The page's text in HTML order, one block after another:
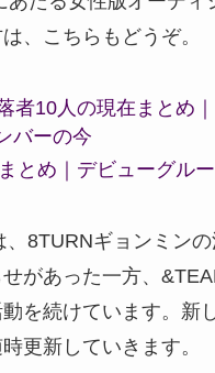
、こちらもどうぞ。
者10人の現在まとめ
バーの今
とめ｜デビューグル
、8TURNギョンミンの
があった一方、
を続けています。新
更新していきます。